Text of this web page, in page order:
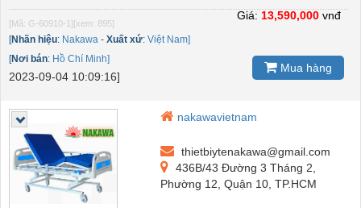
[Mã: G-60910-1] [xem: 895]
[Nhãn hiệu: Nakawa - Xuất xứ: Việt Nam]
[Nơi bán: Hồ Chí Minh]
2023-09-04 10:09:16]
Giá: 13,590,000 vnđ
Mua hàng
nakawavietnam
thietbiytenakawa@gmail.com
436B/43 Đường 3 Tháng 2,
Phường 12, Quận 10, TP.HCM